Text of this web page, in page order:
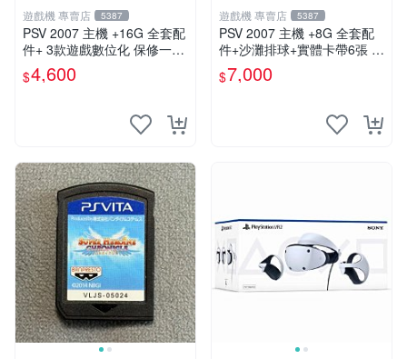
遊戲機 專賣店 5387
PSV 2007 主機 +16G 全套配
件+ 3款遊戲數位化 保修一年
品質有保障
$4,600
遊戲機 專賣店 5387
PSV 2007 主機 +8G 全套配
件+沙灘排球+實體卡帶6張 保
修一年 品質有保障
$7,000